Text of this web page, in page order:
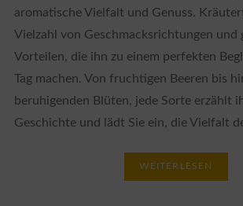
aromatische Vielfalt und Genuss.
Vielzahl von Geschmacksrichtungen und
Vorteilen, die ihn zu einem perfekten
Tag machen. Von fruchtigen Beeren bis
beruhigenden Blüten, jede Sorte erzählt
Geschichte und lädt Sie ein, die Vielfalt
WEITERLESEN